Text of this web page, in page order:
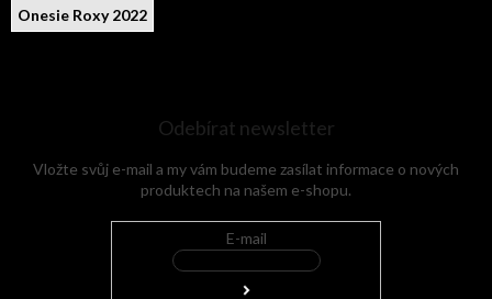
Onesie Roxy 2022
Odebírat newsletter
Vložte svůj e-mail a my vám budeme zasílat informace o nových
produktech na našem e-shopu.
E-mail